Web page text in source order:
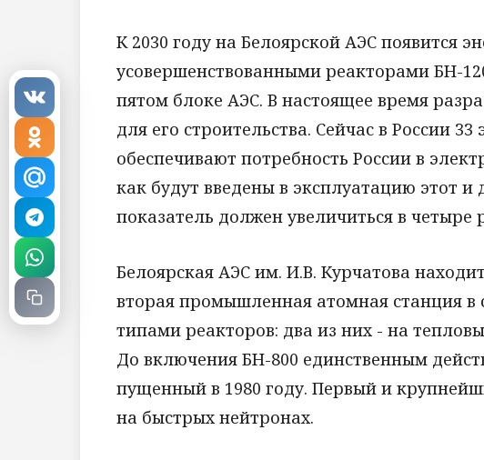
К 2030 году на Белоярской АЭС появится
усовершенствованными реакторами БН-
пятом блоке АЭС. В настоящее время
для его строительства. Сейчас в России
обеспечивают потребность России в
как будут введены в эксплуатацию этот
показатель должен увеличиться в четыре
Белоярская АЭС им. И.В. Курчатова
вторая промышленная атомная станция в
типами реакторов: два из них - на
До включения БН-800 единственным
пущенный в 1980 году. Первый и
на быстрых нейтронах.